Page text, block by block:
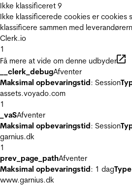
Ikke klassificeret 9
Ikke klassificerede cookies er cookies
klassificere sammen med
Clerk.io
1
Få mere at vide om denne udbyder
__clerk_debugAfventer
Maksimal opbevaringstid: Session
assets.voyado.com
1
_vaSAfventer
Maksimal opbevaringstid: Session
garnius.dk
1
prev_page_pathAfventer
Maksimal opbevaringstid: 1 dagType
www.garnius.dk